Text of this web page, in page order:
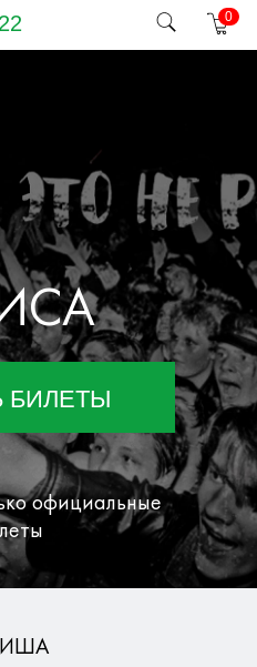
0
БИЛЕТЫ
официальные